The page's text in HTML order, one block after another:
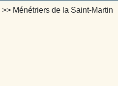
>> Ménétriers de la Saint-Martin